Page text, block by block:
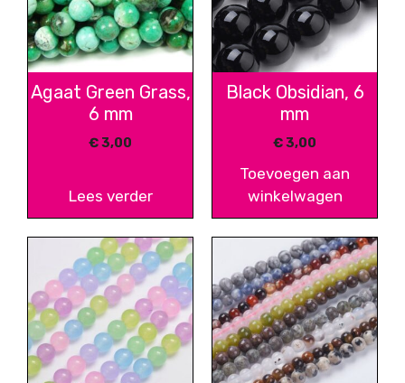
Agaat Green Grass,
6 mm
€3,00
Lees verder
Black Obsidian, 6
mm
€3,00
Toevoegen aan
winkelwagen